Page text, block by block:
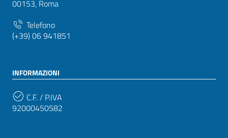
00153, Roma
Telefono
(+39) 06 941851
INFORMAZIONI
C.F. / P.IVA
92000450582